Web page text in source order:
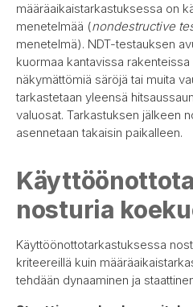
määräaikaistarkastuksessa on
menetelmää (nondestructive
menetelmä). NDT-testauksen
kuormaa kantavissa
näkymättömiä säröjä tai muita
tarkastetaan yleensä
valuosat. Tarkastuksen jälkeen
asennetaan takaisin paikalleen.
nosturia
Käyttöönottotarkastuksessa
kriteereillä kuin
tehdään dynaaminen ja